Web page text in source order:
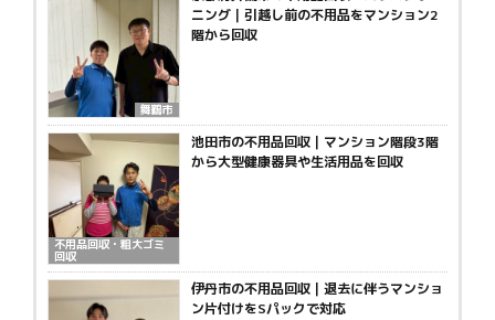
舞鶴市
ニング｜引越し前の不用品をマンション2
階から回収
不用品回収・粗大ゴミ
回収
池田市の不用品回収｜マンション階段3階
から大型健康器具や生活用品を回収
伊丹市の不用品回収｜退去に伴うマンショ
ン片付けをSパックで対応